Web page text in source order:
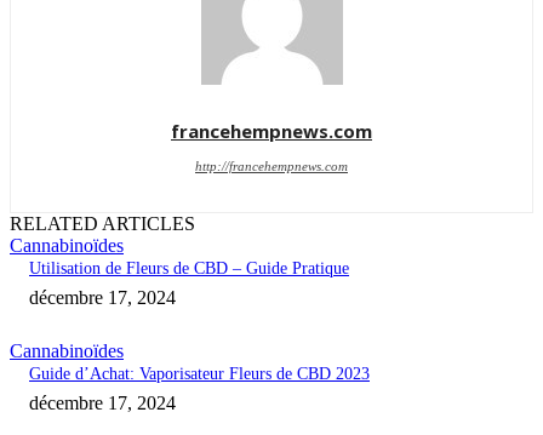
francehempnews.com
http://francehempnews.com
RELATED ARTICLES
Cannabinoïdes
Utilisation de Fleurs de CBD – Guide Pratique
décembre 17, 2024
Cannabinoïdes
Guide d’Achat: Vaporisateur Fleurs de CBD 2023
décembre 17, 2024